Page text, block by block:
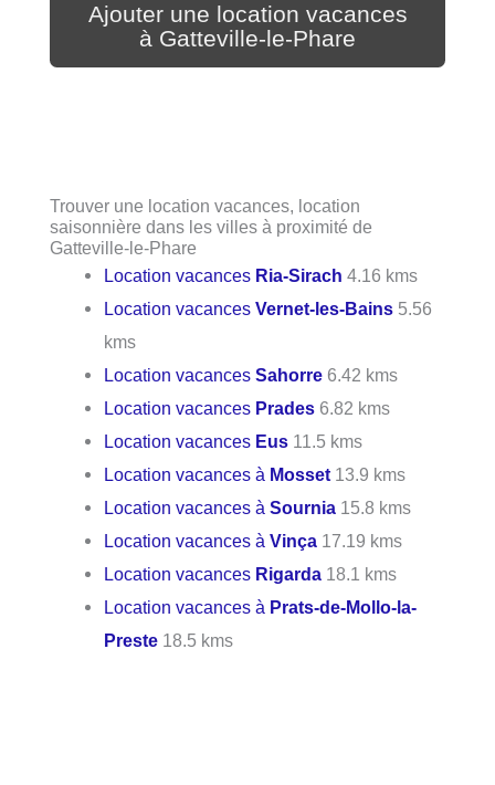
Ajouter une location vacances
à Gatteville-le-Phare
Trouver une location vacances, location
saisonnière dans les villes à proximité de
Gatteville-le-Phare
Location vacances Ria-Sirach 4.16 kms
Location vacancesVernet-les-Bains 5.56
kms
Location vacancesSahorre 6.42 kms
Location vacances Prades 6.82 kms
Location vacances Eus 11.5 kms
Location vacances à Mosset 13.9 kms
Location vacances àSournia 15.8 kms
Location vacances àVinça 17.19 kms
Location vacances Rigarda 18.1 kms
Location vacances à Prats-de-Mollo-la-
Preste 18.5 kms